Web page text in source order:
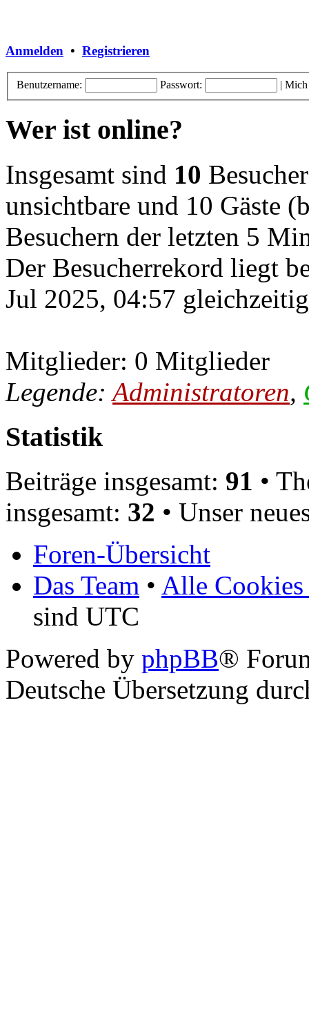
Anmelden • Registrieren
Benutzername: Passwort: | Mich
Wer ist online?
Insgesamt sind 10
unsichtbare und 10 Gäste
Besuchern der letzten 5
Der Besucherrekord liegt
Jul 2025, 04:57
Mitglieder: 0 Mitglieder
Legende:Administratoren,
Statistik
Beiträge insgesamt: 91 •
insgesamt: 32 • Unser
Foren-Übersicht
Das Team • Alle Cookies
sind UTC
Powered by phpBB®
Deutsche Übersetzung